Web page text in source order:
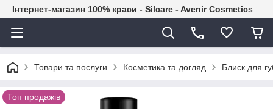
Інтернет-магазин 100% краси - Silcare - Avenir Cosmetics
Товари та послуги Косметика та догляд Блиск для
Топ продажів